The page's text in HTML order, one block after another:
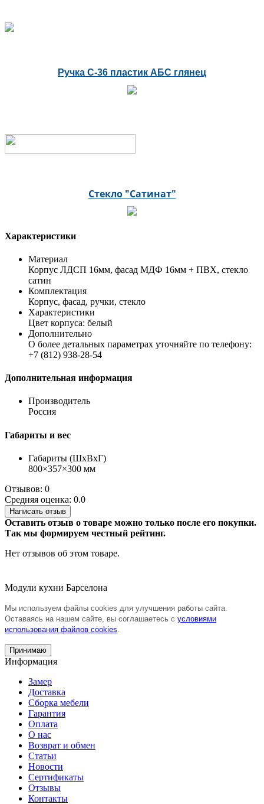
Ручка С-36 пластик АБС глянец
Стекло "Сатинат"
Характеристики
Материал
Корпус ЛДСП 16мм, фасад МДФ 16мм + ПВХ, стекло
сатин
Комплектация
Корпус, фасад, ручки, стекло
Характеристики
Цвет корпуса: белый
Дополнительно
О более детальных параметрах уточняйте по телефону:
+7 (812) 938-28-54
Дополнительная информация
Производитель
Россия
Габариты и вес
Габариты (ШхВхГ)
800×357×300 мм
Отзывов: 0
Средняя оценка: 0.0
Написать отзыв
Оставить отзыв о товаре можно только после его покупки.
Так мы формируем честный рейтинг.
Нет отзывов об этом товаре.
Модули кухни Барселона
Мы используем файлы cookies для улучшения работы сайта.
Оставаясь на нашем сайте, вы соглашаетесь с условиями
использования файлов cookies
Принимаю
Информация
Замер
Доставка
Сборка мебели
Гарантия
Оплата
О нас
Возврат и обмен
Статьи
Новости
Сертификаты
Отзывы
Контакты